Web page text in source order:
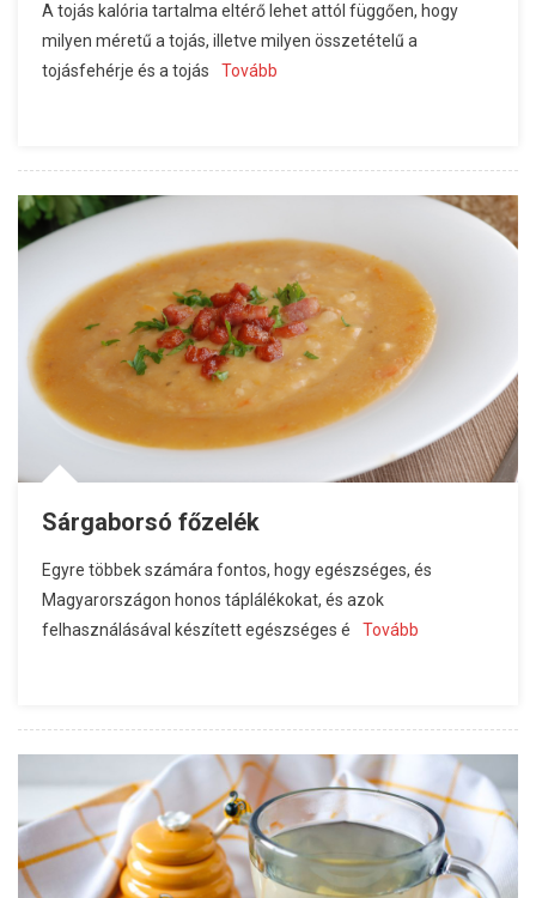
A tojás kalória tartalma eltérő lehet attól függően, hogy
milyen méretű a tojás, illetve milyen összetételű a
tojásfehérje és a tojás
Tovább
Sárgaborsó főzelék
Egyre többek számára fontos, hogy egészséges, és
Magyarországon honos táplálékokat, és azok
felhasználásával készített egészséges é
Tovább